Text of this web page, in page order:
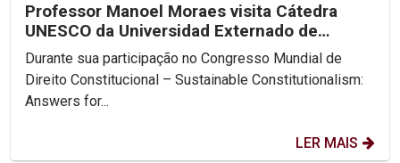
Professor Manoel Moraes visita Cátedra
UNESCO da Universidad Externado de
Colombia
Durante sua participação no Congresso Mundial de
Direito Constitucional – Sustainable Constitutionalism:
Answers for...
LER MAIS